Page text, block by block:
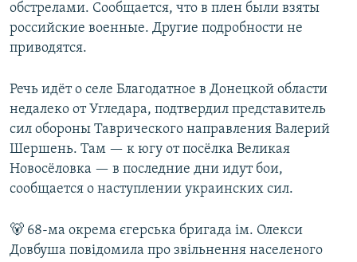
обстрелами. Сообщается, что в плен были взяты
российские военные. Другие подробности не
приводятся.
Речь идёт о селе Благодатное в Донецкой области
недалеко от Угледара, подтвердил представитель
сил обороны Таврического направления Валерий
Шершень. Там — к югу от посёлка Великая
Новосёловка — в последние дни идут бои,
сообщается о наступлении украинских сил.
🐻 68-ма окрема єгерська бригада ім. Олекси
Довбуша повідомила про звільнення населеного